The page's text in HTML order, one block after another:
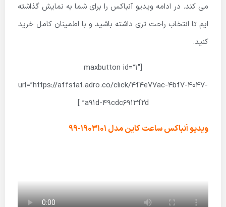
می کند. در ادامه ویدیو آنباکس را برای شما به نمایش گذاشته
ایم تا انتخاب راحت تری داشته باشید و با اطمینان کامل خرید
کنید.
[maxbutton id=”1″
url=”https://affstat.adro.co/click/4f4e77ac-4bf7-4047-
a91d-49cdc6913f2d” ]
ویدیو آنباکس ساعت کاین مدل 1903101-99